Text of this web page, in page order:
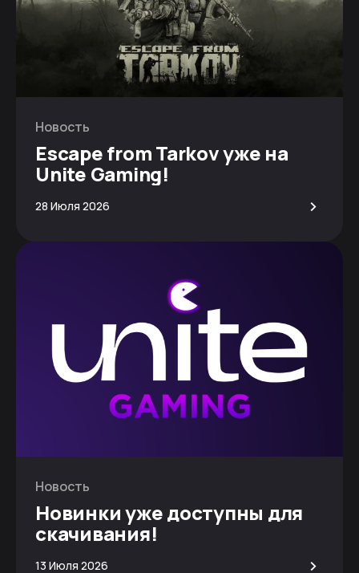
Новость
Escape from Tarkov уже на
Unite Gaming!
28 Июля 2026 >
Новость
Новинки уже доступны для
скачивания!
13 Июля 2026 >